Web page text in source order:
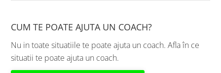
website
CUM TE POATE AJUTA UN COACH?
Nu in toate situatiile te poate ajuta un coach. Afla în ce
situatii te poate ajuta un coach.